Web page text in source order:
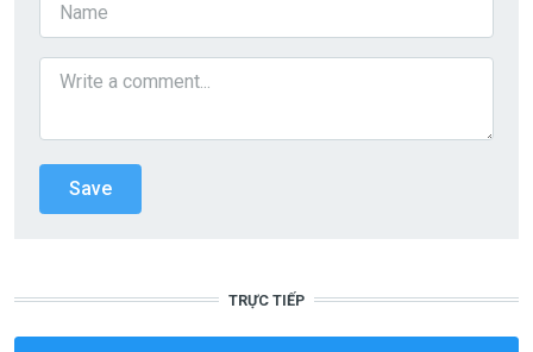
TRỰC TIẾP